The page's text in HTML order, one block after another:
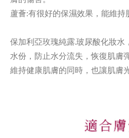
蘆薈:有很好的保濕效果，能維持
保加利亞玫瑰純露.玻尿酸化妝水
水份，防止水分流失，恢復肌膚
維持健康肌膚的同時，也讓肌膚